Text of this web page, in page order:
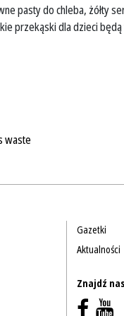
pasty do chleba, żółty
przekąski dla dzieci
waste
Gazetki
Aktualności
Znajdź